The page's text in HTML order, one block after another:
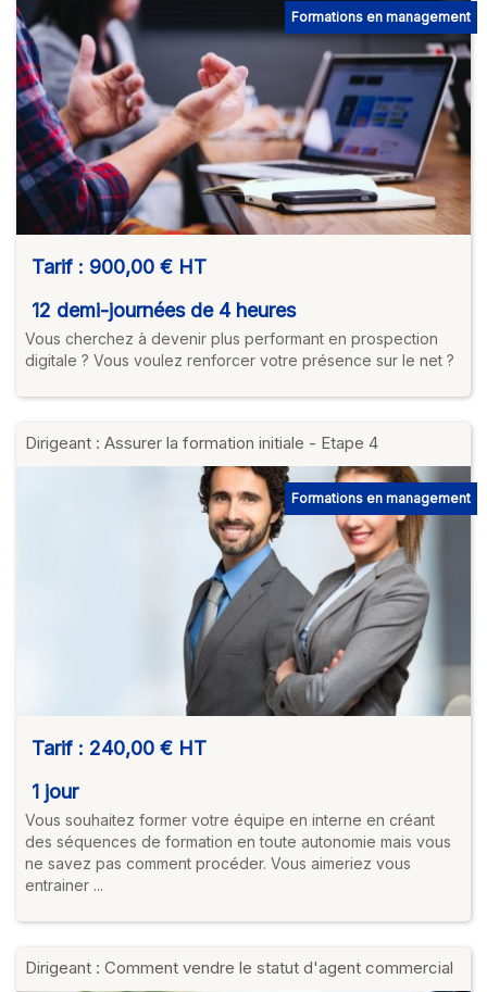
Formations en management
Tarif : 900,00 € HT
12 demi-journées de 4 heures
Vous cherchez à devenir plus performant en prospection
digitale ? Vous voulez renforcer votre présence sur le net ?
Dirigeant : Assurer la formation initiale - Etape 4
Formations en management
Tarif : 240,00 € HT
1 jour
Vous souhaitez former votre équipe en interne en créant
des séquences de formation en toute autonomie mais vous
ne savez pas comment procéder. Vous aimeriez vous
entrainer ...
Dirigeant : Comment vendre le statut d'agent commercial